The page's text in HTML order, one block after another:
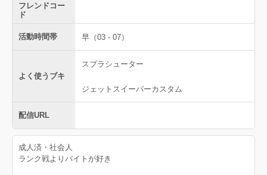
フレンドコー
ド
活動時間帯 早（03 - 07）
よく使うブキ
スプラシューター
ジェットスイーパーカスタム
配信URL
成人済・社会人
ランク戦よりバイトが好き